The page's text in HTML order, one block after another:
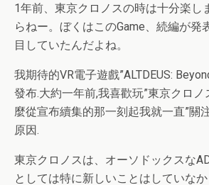
1年前、東京クロノスの時は十分楽し
らねー。ぼくはこのGame、続編が発
目していたんだよね。
我期待的VR電子遊戲”ALTDEUS:
發布.大約一年前,我喜歡玩”東京クロノ
麼從宣布續集的那一刻起我就一直”關
原因.
東京クロノスは、オーソドックスな
としては特に新しいことはしていなか